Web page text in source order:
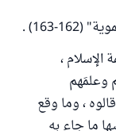
163) .
الإسلام ،
وعلمَهم
، وما وقع
ما جاء به